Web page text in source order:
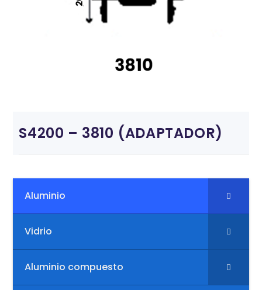
S4200 – 3810 (ADAPTADOR)
Aluminio
Vidrio
Aluminio compuesto